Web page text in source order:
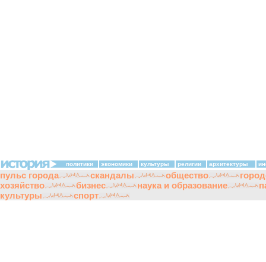
политики экономики культуры религии архитектуры
пульс города скандалы общество
хозяйство
бизнес наука и образование
культуры
спорт